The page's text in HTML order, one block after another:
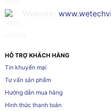
HỖ TRỢ KHÁCH HÀNG
Tin khuyến mại
Tư vấn sản phẩm
Hướng dẫn mua hàng
Hình thức thanh toán